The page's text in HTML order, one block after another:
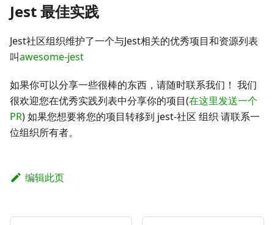
Jest 最佳实践
Jest社区组织维护了一个与Jest相关的优秀项目和资源列表
叫awesome-jest
如果你可以分享一些很棒的东西，请随时联系我们！ 我们
很欢迎您在优秀实践列表中分享你的项目(在这里发送一个
PR) 如果您想要将您的项目转移到 jest-社区 组织 请联系一
位组织所有者。
编辑此页